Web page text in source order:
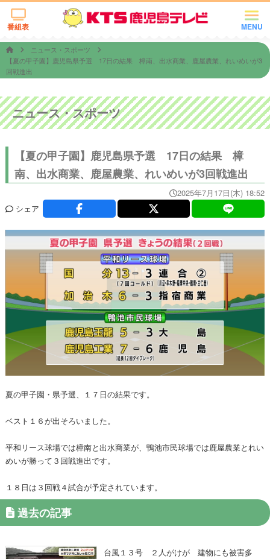
MENU
番組表
ニュース・スポーツ
【夏の甲子園】鹿児島県予選 17日の結果 樟南、出水商業、鹿屋農業、れいめいが3
回戦進出
ニュース・スポーツ
【夏の甲子園】鹿児島県予選 17日の結果 樟
南、出水商業、鹿屋農業、れいめいが3回戦進出
2025年7月17日(木) 18:52
シェア
夏の甲子園・県予選、１７日の結果です。
ベスト１６が出そろいました。
平和リース球場では樟南と出水商業が、鴨池市民球場では鹿屋農業とれい
めいが勝って３回戦進出です。
１８日は３回戦４試合が予定されています。
過去の記事
台風１３号 ２人がけが 建物にも被害多